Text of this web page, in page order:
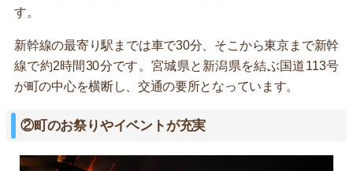
す。
新幹線の最寄り駅までは車で30分、そこから東京まで新幹
線で約2時間30分です。宮城県と新潟県を結ぶ国道113号
が町の中心を横断し、交通の要所となっています。
②町のお祭りやイベントが充実